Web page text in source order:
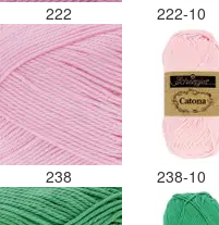
222 222-10
238 238-10